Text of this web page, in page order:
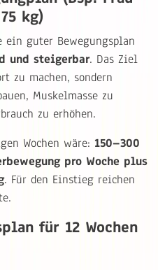
kg)
guter Bewegungsplan
und steigerbar. Das Ziel
zu machen, sondern
Muskelmasse zu
zu erhöhen.
Wochen wäre: 150–300
pro Woche plus
. Für den Einstieg reichen
für 12 Wochen